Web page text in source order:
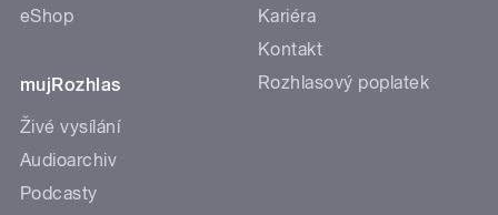
eShop
mujRozhlas
Živé vysílání
Audioarchiv
Podcasty
Kariéra
Kontakt
Rozhlasový poplatek